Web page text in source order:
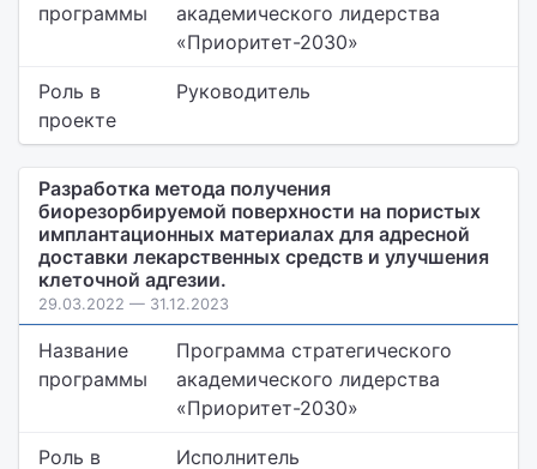
программы
академического лидерства
«Приоритет-2030»
Роль в
проекте
Руководитель
Разработка метода получения
биорезорбируемой поверхности на пористых
имплантационных материалах для адресной
доставки лекарственных средств и улучшения
клеточной адгезии.
29.03.2022 — 31.12.2023
Название
программы
Программа стратегического
академического лидерства
«Приоритет-2030»
Роль в
Исполнитель